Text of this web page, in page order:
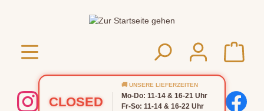
CLOSED
🚚 UNSERE LIEFERZEITEN
Mo-Do: 11-14 & 16-21 Uhr
Fr-So: 11-14 & 16-22 Uhr